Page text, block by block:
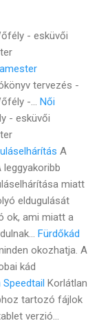
- esküvői
tervezés -
-... Női
- esküvői
A
miatt
eldugulását
ok, ami miatt a
Fürdőkád
okozhatja. A
kád
Korlátlan
tartozó fájlok
verzió...